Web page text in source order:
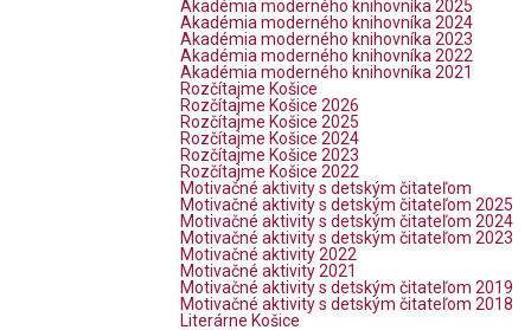
Akadémia moderného knihovníka 2025
Akadémia moderného knihovníka 2024
Akadémia moderného knihovníka 2023
Akadémia moderného knihovníka 2022
Akadémia moderného knihovníka 2021
Rozčítajme Košice
Rozčítajme Košice 2026
Rozčítajme Košice 2025
Rozčítajme Košice 2024
Rozčítajme Košice 2023
Rozčítajme Košice 2022
Motivačné aktivity s detským čitateľom
Motivačné aktivity s detským čitateľom 2025
Motivačné aktivity s detským čitateľom 2024
Motivačné aktivity s detským čitateľom 2023
Motivačné aktivity 2022
Motivačné aktivity 2021
Motivačné aktivity s detským čitateľom 2019
Motivačné aktivity s detským čitateľom 2018
Literárne Košice